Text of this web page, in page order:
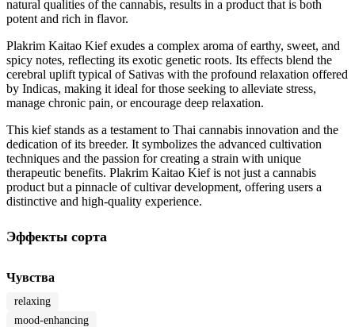
natural qualities of the cannabis, results in a product that is both
potent and rich in flavor.
Plakrim Kaitao Kief exudes a complex aroma of earthy, sweet, and
spicy notes, reflecting its exotic genetic roots. Its effects blend the
cerebral uplift typical of Sativas with the profound relaxation offered
by Indicas, making it ideal for those seeking to alleviate stress,
manage chronic pain, or encourage deep relaxation.
This kief stands as a testament to Thai cannabis innovation and the
dedication of its breeder. It symbolizes the advanced cultivation
techniques and the passion for creating a strain with unique
therapeutic benefits. Plakrim Kaitao Kief is not just a cannabis
product but a pinnacle of cultivar development, offering users a
distinctive and high-quality experience.
Эффекты сорта
Чувства
relaxing
mood-enhancing